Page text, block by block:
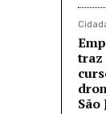
traz
São